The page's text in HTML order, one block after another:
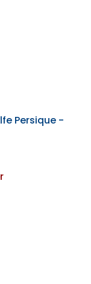
Persique -